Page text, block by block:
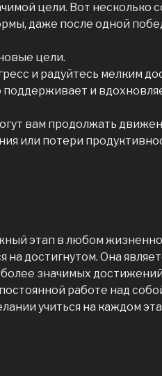
цели. Вот несколько
даже после одной
цели.
и радуйтесь мелким
и
вам продолжать
или потери
этап в любом
на достигнутом. Она
значимых
работе над
учиться на каждом